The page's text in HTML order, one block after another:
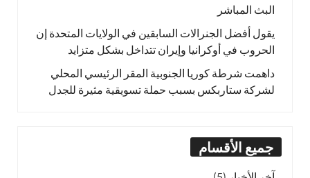
البث المباشر
يقول أفضل الجنرالات السابقين في الولايات المتحدة إن
الحروب في أوكرانيا وإيران تتداخل بشكل متزايد
داهمت شرطة كوريا الجنوبية المقر الرئيسي المحلي
لشركة ستاربكس بسبب حملة تسويقية مثيرة للجدل
جميع الأقسام